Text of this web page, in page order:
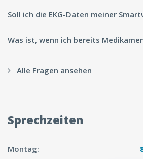
Soll ich die EKG-Daten meiner
Was ist, wenn ich bereits
Alle Fragen ansehen
Sprechzeiten
Montag: